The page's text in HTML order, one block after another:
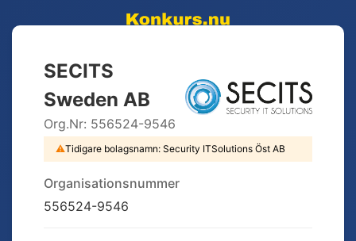
SECITS
Sweden AB
Org.Nr: 556524-9546
⚠Tidigare bolagsnamn: Security ITSolutions Öst AB
Organisationsnummer
556524-9546